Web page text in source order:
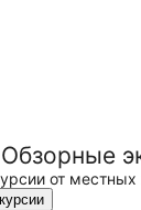
от местных